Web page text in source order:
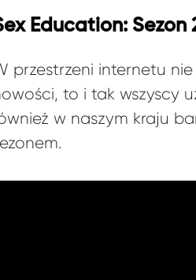
Education: Sezon
przestrzeni internetu
to i tak wszyscy
w naszym kraju